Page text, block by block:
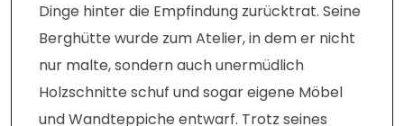
Dinge hinter die Empfindung zurücktrat. Seine
Berghütte wurde zum Atelier, in dem er nicht
nur malte, sondern auch unermüdlich
Holzschnitte schuf und sogar eigene Möbel
und Wandteppiche entwarf. Trotz seines